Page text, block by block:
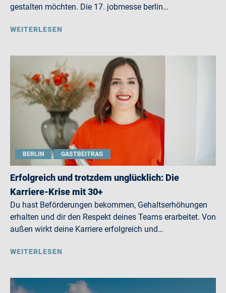
gestalten möchten. Die 17. jobmesse berlin…
WEITERLESEN
BERLIN GASTBEITRAG
Erfolgreich und trotzdem unglücklich: Die
Karriere-Krise mit 30+
Du hast Beförderungen bekommen, Gehaltserhöhungen
erhalten und dir den Respekt deines Teams erarbeitet. Von
außen wirkt deine Karriere erfolgreich und…
WEITERLESEN